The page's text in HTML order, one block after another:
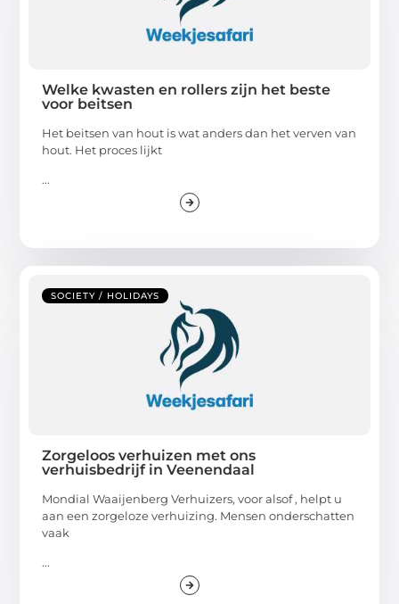
Welke kwasten en rollers zijn het beste
voor beitsen
Het beitsen van hout is wat anders dan het verven van
hout. Het proces lijkt
...
SOCIETY / HOLIDAYS
Zorgeloos verhuizen met ons
verhuisbedrijf in Veenendaal
Mondial Waaijenberg Verhuizers, voor alsof , helpt u
aan een zorgeloze verhuizing. Mensen onderschatten
vaak
...